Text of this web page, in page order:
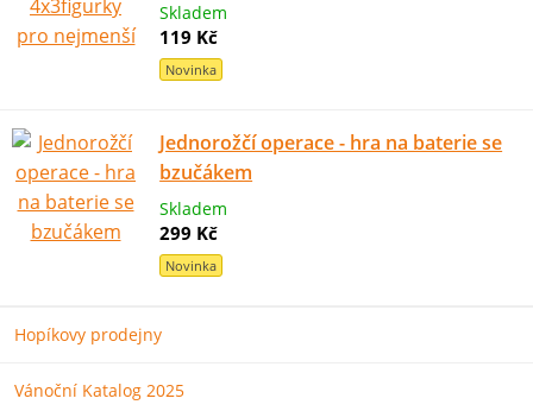
Skladem
119 Kč
Novinka
Jednorožčí operace - hra na baterie se
bzučákem
Skladem
299 Kč
Novinka
Hopíkovy prodejny
Vánoční Katalog 2025